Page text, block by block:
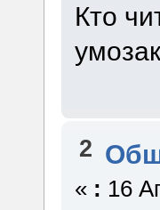
Кто
2
« : 16